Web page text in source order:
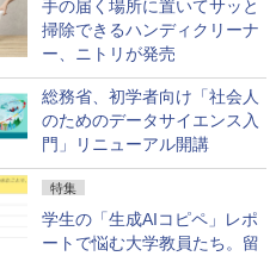
手の届く場所に置いてサッと
掃除できるハンディクリーナ
ー、ニトリが発売
総務省、初学者向け「社会人
のためのデータサイエンス入
門」リニューアル開講
特集
学生の「生成AIコピペ」レポ
ートで悩む大学教員たち。留